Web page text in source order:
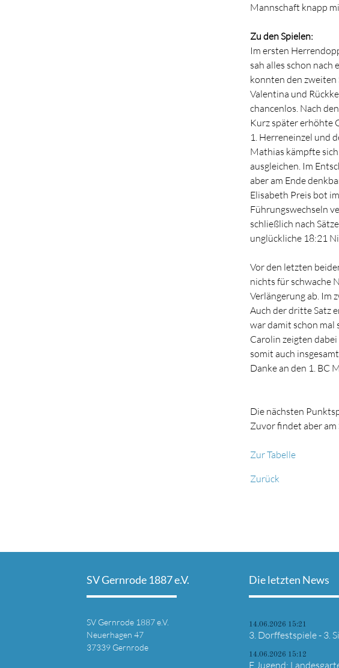
Mannschaft knapp
Zu den Spielen:
Im ersten
sah alles schon
konnten den zweiten
Valentina und
chancenlos. Nach
Kurz später erhöhte
1. Herreneinzel und
Mathias kämpfte
ausgleichen. Im
aber am Ende
Elisabeth Preis bot
Führungswechseln
schließlich nach
unglückliche 18:21
Vor den letzten
nichts für schwache
Verlängerung ab. Im
Auch der dritte Satz
war damit schon mal
Carolin zeigten
somit auch
Danke an den 1. BC
Die nächsten
Zuvor findet aber am
Zur Tabelle
Zurück
SV Gernrode 1887 e.V.
SV Gernrode 1887 e.V.
Neuerhagen 47
37339 Gernrode
Die letzten News
14.06.2026 15:21
3. Dorffestspiele - 3.
14.06.2026 15:12
F Jugend: